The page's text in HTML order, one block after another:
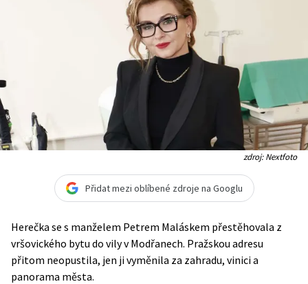
zdroj: Nextfoto
Přidat mezi oblíbené zdroje na Googlu
Herečka se s manželem Petrem Maláskem přestěhovala z
vršovického bytu do vily v Modřanech. Pražskou adresu
přitom neopustila, jen ji vyměnila za zahradu, vinici a
panorama města.